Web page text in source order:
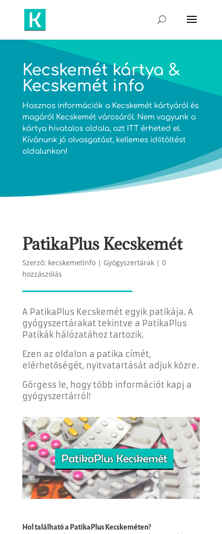
Kecskemét kártya &
Kecskemét info
Hasznos információk a Kecskemét kártyáról és
magáról Kecskemét városáról. Nem vagyunk a
kártya hivatalos oldala, azt ITTérheted el.
Kívánunk jó olvasgatást, kellemes időtöltést
oldalunkon!
PatikaPlus Kecskemét
Szerző: kecskemetinfo| Gyógyszertárak| 0
hozzászólás
A PatikaPlus Kecskemét egyik patikája. A
gyógyszertárakat tekintve a PatikaPlus
Patikák hálózatához tartozik.
Ezen az oldalon a patika címét,
elérhetőségét, nyitvatartását adjuk közre.
Görgess le, hogy több információt kapj a
gyógyszertárról!
Hol található a PatikaPlus Kecskeméten?